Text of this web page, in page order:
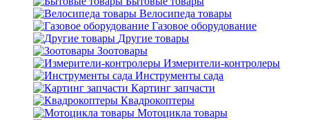
Велосипеда товары
Газовое оборудование
Другие товары
Зоотовары
Измерители-контролеры
Инструменты сада
Картинг запчасти
Квадрокоптеры
Мотоцикла товары